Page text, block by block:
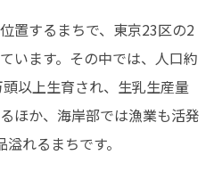
置するまちで、東京23区の2
います。その中では、人口約
以上生育され、生乳生産量
ほか、海岸部では漁業も活発
れるまちです。